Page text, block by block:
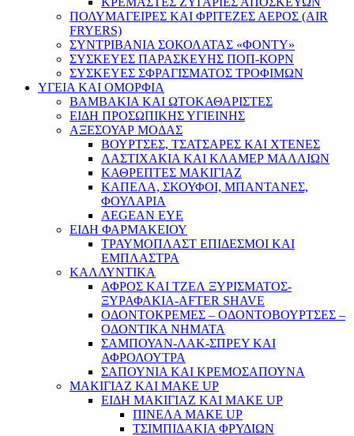
ΠΟΛΥΜΑΓΕΙΡΕΣ ΚΑΙ ΦΡΙΤΕΖΕΣ ΑΕΡΟΣ (AIR
FRYERS)
ΣΥΝΤΡΙΒΑΝΙΑ ΣΟΚΟΛΑΤΑΣ «ΦΟΝΤΥ»
ΣΥΣΚΕΥΕΣ ΠΑΡΑΣΚΕΥΗΣ ΠΟΠ-ΚΟΡΝ
ΣΥΣΚΕΥΕΣ ΣΦΡΑΓΙΣΜΑΤΟΣ ΤΡΟΦΙΜΩΝ
ΥΓΕΙΑ ΚΑΙ ΟΜΟΡΦΙΑ
ΒΑΜΒΑΚΙΑ ΚΑΙ ΩΤΟΚΑΘΑΡΙΣΤΕΣ
ΕΙΔΗ ΠΡΟΣΩΠΙΚΗΣ ΥΓΙΕΙΝΗΣ
ΑΞΕΣΟΥΑΡ ΜΟΔΑΣ
ΒΟΥΡΤΣΕΣ, ΤΣΑΤΣΑΡΕΣ ΚΑΙ ΧΤΕΝΕΣ
ΛΑΣΤΙΧΑΚΙΑ ΚΑΙ ΚΛΑΜΕΡ ΜΑΛΛΙΩΝ
ΚΑΘΡΕΠΤΕΣ ΜΑΚΙΓΙΑΖ
ΚΑΠΕΛΑ, ΣΚΟΥΦΟΙ, ΜΠΑΝΤΑΝΕΣ,
ΦΟΥΛΑΡΙΑ
AEGEAN EYE
ΕΙΔΗ ΦΑΡΜΑΚΕΙΟΥ
ΤΡΑΥΜΟΠΛΑΣΤ ΕΠΙΔΕΣΜΟΙ ΚΑΙ
ΕΜΠΛΑΣΤΡΑ
ΚΑΛΛΥΝΤΙΚΑ
ΑΦΡΟΣ ΚΑΙ ΤΖΕΛ ΞΥΡΙΣΜΑΤΟΣ-
ΞΥΡΑΦΑΚΙΑ-AFTER SHAVE
ΟΔΟΝΤΟΚΡΕΜΕΣ – ΟΔΟΝΤΟΒΟΥΡΤΣΕΣ –
ΟΔΟΝΤΙΚΑ ΝΗΜΑΤΑ
ΣΑΜΠΟΥΑΝ-ΛΑΚ-ΣΠΡΕΥ ΚΑΙ
ΑΦΡΟΛΟΥΤΡΑ
ΣΑΠΟΥΝΙΑ ΚΑΙ ΚΡΕΜΟΣΑΠΟΥΝΑ
ΜΑΚΙΓΙΑΖ ΚΑΙ MAKE UP
ΕΙΔΗ ΜΑΚΙΓΙΑΖ ΚΑΙ MAKE UP
ΠΙΝΕΛΑ MAKE UP
ΤΣΙΜΠΙΔΑΚΙΑ ΦΡΥΔΙΩΝ